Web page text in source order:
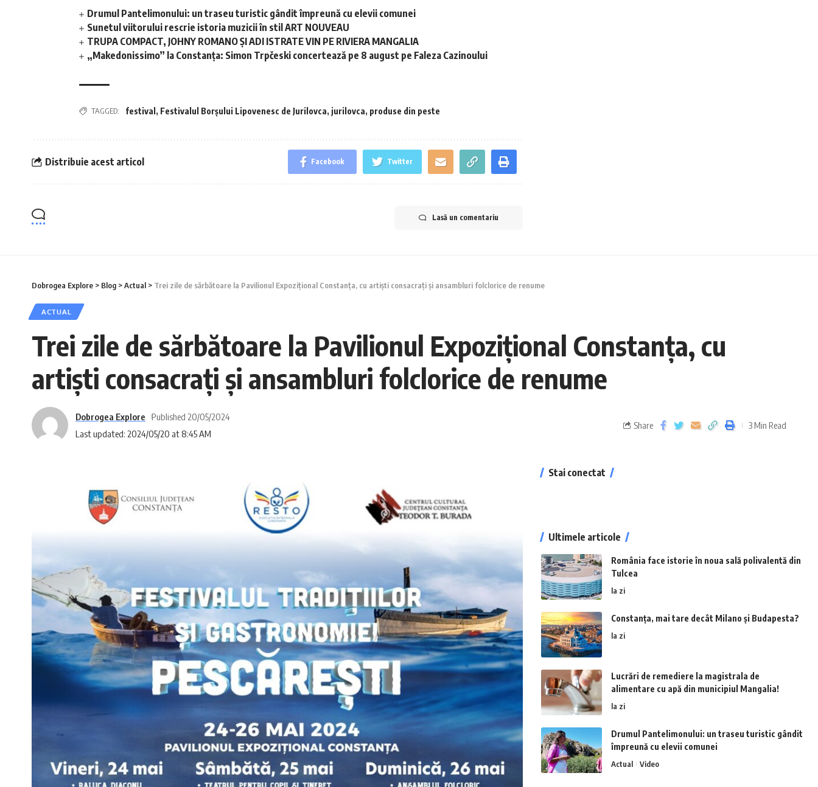
Drumul Pantelimonului: un traseu turistic gândit împreună cu elevii comunei
Sunetul viitorului rescrie istoria muzicii în stil ART NOUVEAU
TRUPA COMPACT, JOHNY ROMANO ȘI ADI ISTRATE VIN PE RIVIERA MANGALIA
„Makedonissimo” la Constanța: Simon Trpčeski concertează pe 8 august pe Faleza Cazinoului
TAGGED: festival , Festivalul Borșului Lipovenesc de Jurilovca, jurilovca, produse din peste
Distribuie acest articol Facebook Twitter
Lasă un comentariu
Dobrogea Explore > Blog >Actual > Trei zile de sărbătoare la Pavilionul Expozițional Constanța, cu artiști consacrați și ansambluri folclorice de renume
ACTUAL
Trei zile de sărbătoare la Pavilionul Expozițional Constanța, cu
artiști consacrați și ansambluri folclorice de renume
Last updated: 2024/05/20 at 8:45 AM
Dobrogea Explore Published 20/05/2024
Share 3 Min Read
Stai conectat
Ultimele articole
România face istorie în noua sală polivalentă din
Tulcea
la zi
Constanța, mai tare decât Milano și Budapesta?
la zi
Lucrări de remediere la magistrala de
alimentare cu apă din municipiul Mangalia!
la zi
Drumul Pantelimonului: un traseu turistic gândit
împreună cu elevii comunei
Actual Video